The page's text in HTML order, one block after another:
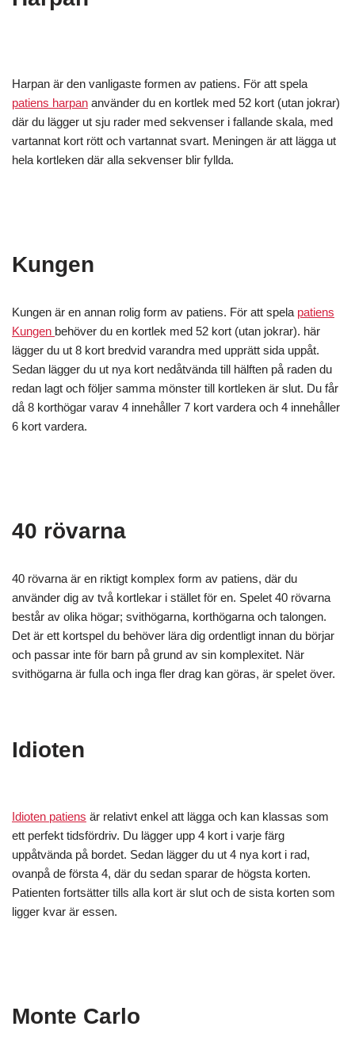
Harpan är den vanligaste formen av patiens. För att spela
patiens harpan använder du en kortlek med 52 kort (utan jokrar)
där du lägger ut sju rader med sekvenser i fallande skala, med
vartannat kort rött och vartannat svart. Meningen är att lägga ut
hela kortleken där alla sekvenser blir fyllda.
Kungen
Kungen är en annan rolig form av patiens. För att spela patiens
Kungen behöver du en kortlek med 52 kort (utan jokrar). här
lägger du ut 8 kort bredvid varandra med upprätt sida uppåt.
Sedan lägger du ut nya kort nedåtvända till hälften på raden du
redan lagt och följer samma mönster till kortleken är slut. Du får
då 8 korthögar varav 4 innehåller 7 kort vardera och 4 innehåller
6 kort vardera.
40 rövarna
40 rövarna är en riktigt komplex form av patiens, där du
använder dig av två kortlekar i stället för en. Spelet 40 rövarna
består av olika högar; svithögarna, korthögarna och talongen.
Det är ett kortspel du behöver lära dig ordentligt innan du börjar
och passar inte för barn på grund av sin komplexitet. När
svithögarna är fulla och inga fler drag kan göras, är spelet över.
Idioten
Idioten patiens är relativt enkel att lägga och kan klassas som
ett perfekt tidsfördriv. Du lägger upp 4 kort i varje färg
uppåtvända på bordet. Sedan lägger du ut 4 nya kort i rad,
ovanpå de första 4, där du sedan sparar de högsta korten.
Patienten fortsätter tills alla kort är slut och de sista korten som
ligger kvar är essen.
Monte Carlo